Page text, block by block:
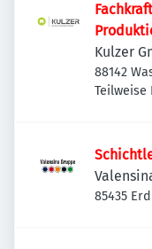
Kulzer
88142
Teilweise
85435